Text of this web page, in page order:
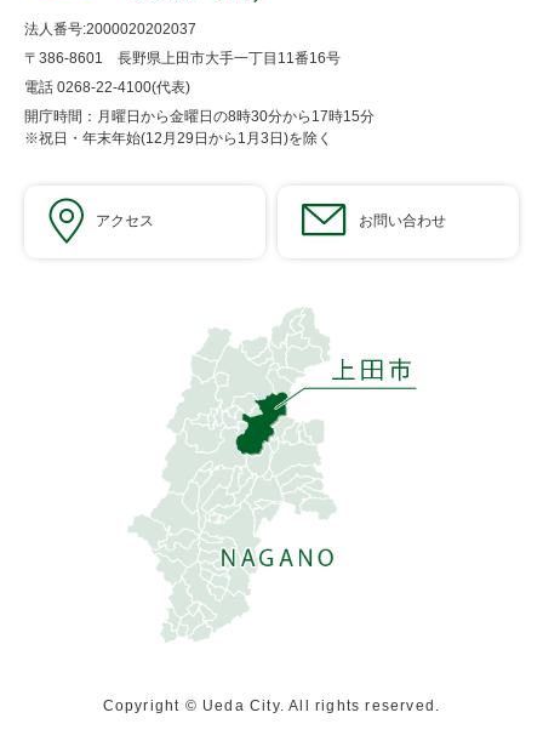
法人番号:2000020202037
〒386-8601 長野県上田市大手一丁目11番16号
電話 0268-22-4100(代表)
開庁時間：月曜日から金曜日の8時30分から17時15分
※祝日・年末年始(12月29日から1月3日)を除く
アクセス お問い合わせ
Copyright © Ueda City. All rights reserved.